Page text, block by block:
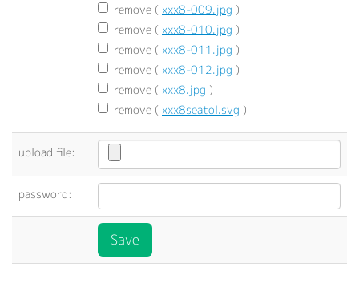
remove ( xxx8-009.jpg )
remove ( xxx8-010.jpg )
remove ( xxx8-011.jpg )
remove ( xxx8-012.jpg )
remove ( xxx8.jpg )
remove ( xxx8seatol.svg )
upload file:
password: